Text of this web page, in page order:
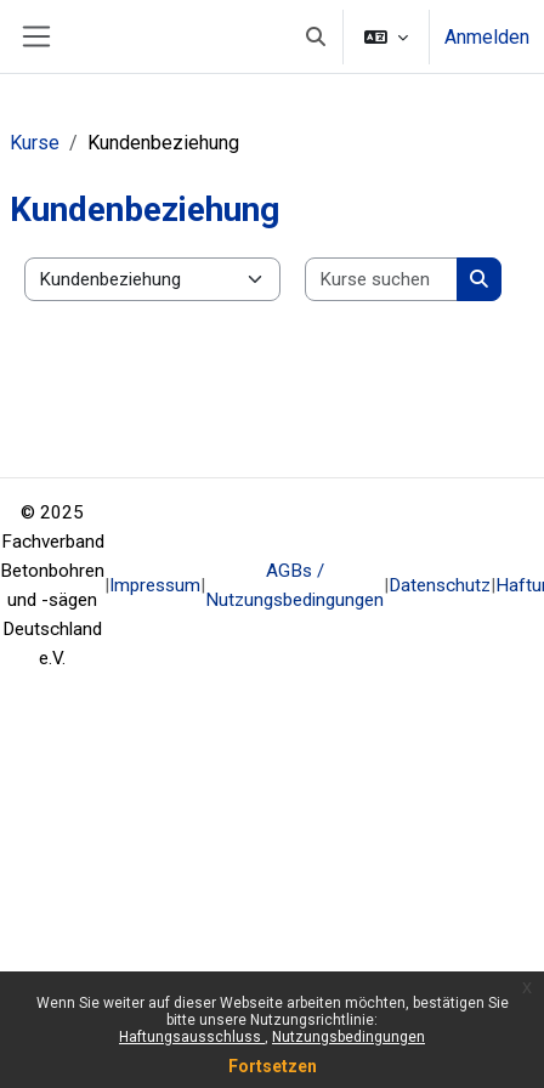
Wenn Sie weiter auf dieser Webseite arbeiten möchten, bestätigen Sie
bitte unsere Nutzungsrichtlinie:
Haftungsausschluss
Nutzungsbedingungen
Fortsetzen
Sucheingabe umschalten
Anmelden
Kurse Kundenbeziehung
Kundenbeziehung
Kursbereiche
Kurse
Kurse
© 2025
Fachverband
Betonbohren
und -sägen
Deutschland
e.V.
|Impressum|
AGBs /
Nutzungsbedingungen
|Datenschutz|